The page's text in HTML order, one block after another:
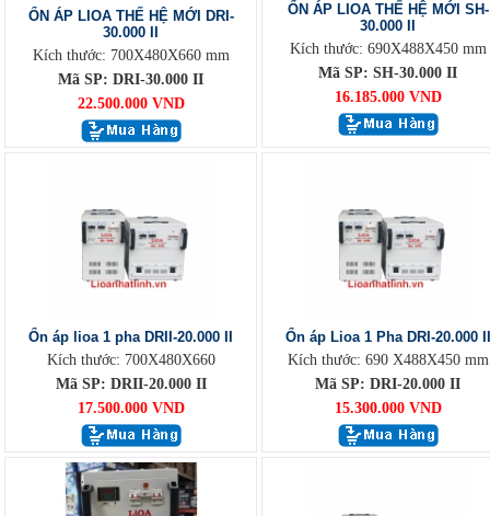
ỔN ÁP LIOA THẾ HỆ MỚI DRI-
30.000 II
Kích thước: 700X480X660 mm
Mã SP: DRI-30.000 II
22.500.000 VND
ỔN ÁP LIOA THẾ HỆ MỚI SH-
30.000 II
Kích thước: 690X488X450 mm
Mã SP: SH-30.000 II
16.185.000 VND
Ổn áp lioa 1 pha DRII-20.000 II
Kích thước: 700X480X660
Mã SP: DRII-20.000 II
17.500.000 VND
Ổn áp Lioa 1 Pha DRI-20.000 II
Kích thước: 690 X488X450 mm
Mã SP: DRI-20.000 II
15.300.000 VND